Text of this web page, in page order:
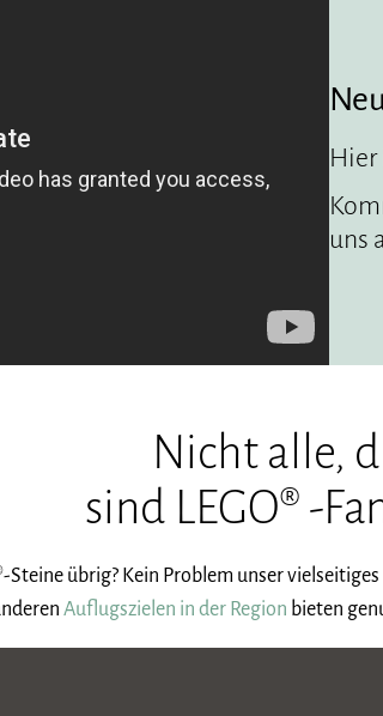
Hier
uns
Nicht alle,
sind LEGO® -
Steine übrig? Kein Problem unser
Auflugszielen in der Region bieten